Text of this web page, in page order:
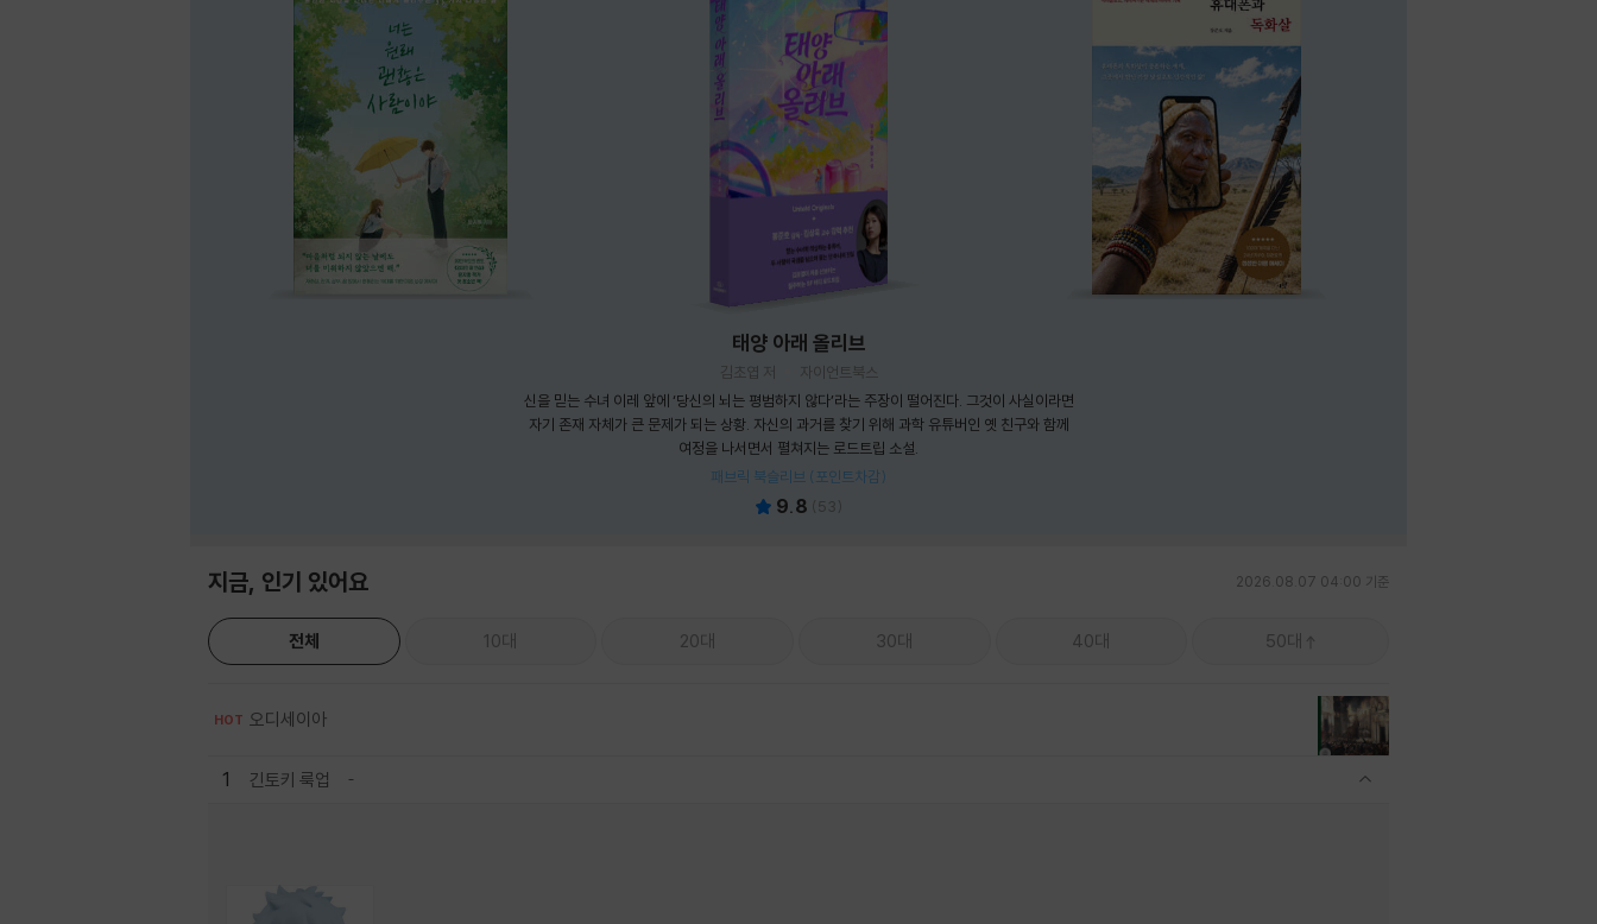
태양 아래 올리브
김초엽 저
자이언트북스
신을 믿는 수녀 이레 앞에 ‘당신의 뇌는 평범하지 않다’라는 주장이 떨어진다. 그것이 사실이라면
자기 존재 자체가 큰 문제가 되는 상황. 자신의 과거를 찾기 위해 과학 유튜버인 옛 친구와 함께
여정을 나서면서 펼쳐지는 로드트립 소설.
패브릭 북슬리브 (포인트차감)
9.8 (53)
지금, 인기 있어요 2026.08.07 04:00 기준
전체 10대 20대 30대 40대 50대
HOT 오디세이아
1 긴토키 룩업